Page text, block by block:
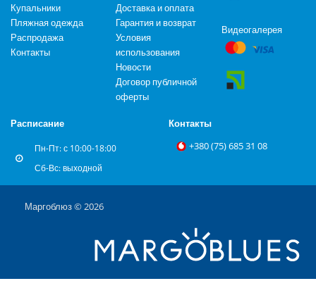
Купальники
Пляжная одежда
Распродажа
Контакты
Доставка и оплата
Гарантия и возврат
Условия
использования
Новости
Договор публичной
оферты
Видеогалерея
Расписание
Пн-Пт: с 10:00-18:00
Сб-Вс: выходной
Контакты
+‎380 (75) 685 31 08
Маргоблюз © 2026